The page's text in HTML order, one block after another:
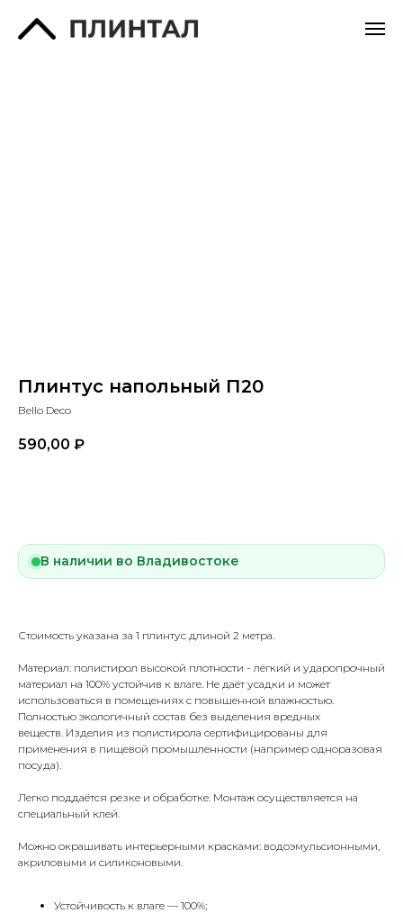
Плинтус напольный П20
Bello Deco
590,00 ₽
В наличии во Владивостоке
Стоимость указана за 1 плинтус длиной 2 метра.
Материал: полистирол высокой плотности - лёгкий и ударопрочный
материал на 100% устойчив к влаге. Не даёт усадки и может
использоваться в помещениях с повышенной влажностью.
Полностью экологичный состав без выделения вредных
веществ. Изделия из полистирола сертифицированы для
применения в пищевой промышленности (например одноразовая
посуда).
Легко поддаётся резке и обработке. Монтаж осуществляется на
специальный клей.
Можно окрашивать интерьерными красками: водоэмульсионными,
акриловыми и силиконовыми.
Устойчивость к влаге — 100%;